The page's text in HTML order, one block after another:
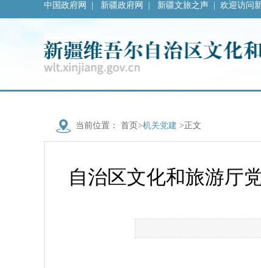
中国政府网 新疆政府网 新疆文旅之声 欢迎访问
当前位置： 首页 >机关党建 >正文
自治区文化和旅游厅